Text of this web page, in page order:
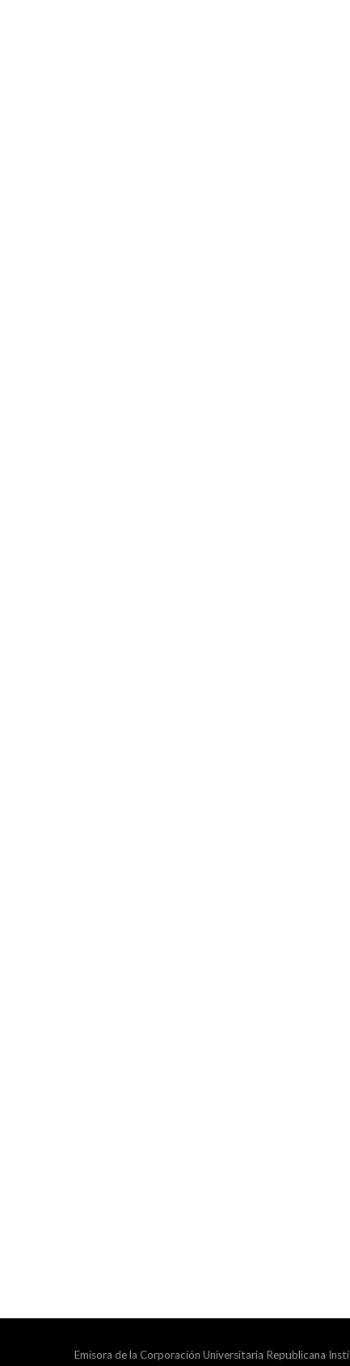
Emisora de la Corporación Universitaria Republicana